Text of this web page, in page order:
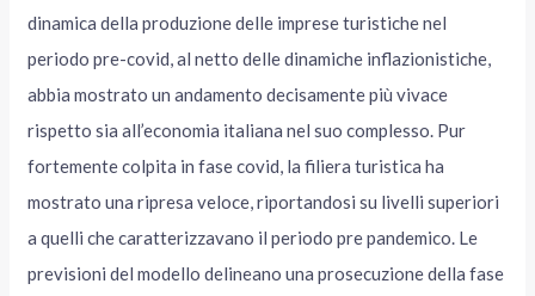
dinamica della produzione delle imprese turistiche nel
periodo pre-covid, al netto delle dinamiche inflazionistiche,
abbia mostrato un andamento decisamente più vivace
rispetto sia all’economia italiana nel suo complesso. Pur
fortemente colpita in fase covid, la filiera turistica ha
mostrato una ripresa veloce, riportandosi su livelli superiori
a quelli che caratterizzavano il periodo pre pandemico. Le
previsioni del modello delineano una prosecuzione della fase